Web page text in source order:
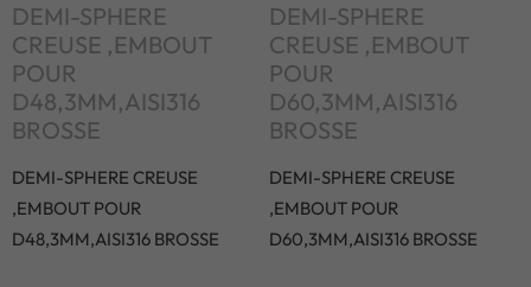
DEMI-SPHERE
CREUSE ,EMBOUT
POUR
D48,3MM,AISI316
BROSSE
DEMI-SPHERE CREUSE
,EMBOUT POUR
D48,3MM,AISI316 BROSSE
DEMI-SPHERE
CREUSE ,EMBOUT
POUR
D60,3MM,AISI316
BROSSE
DEMI-SPHERE CREUSE
,EMBOUT POUR
D60,3MM,AISI316 BROSSE